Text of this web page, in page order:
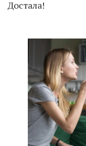
Достала!